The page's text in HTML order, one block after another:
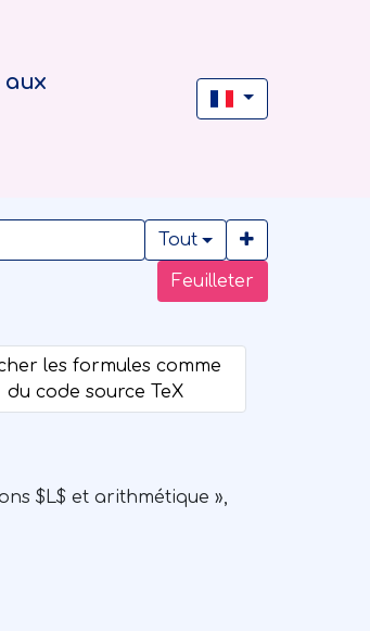
Feuilleter
Tout
$L$ et arithmétique »,